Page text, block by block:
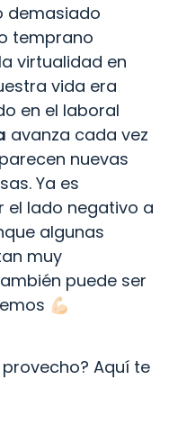
demasiado
temprano
virtualidad en
vida era
en el laboral
avanza cada vez
nuevas
Ya es
el lado negativo a
algunas
muy
puede ser
💪🏻
Aquí te